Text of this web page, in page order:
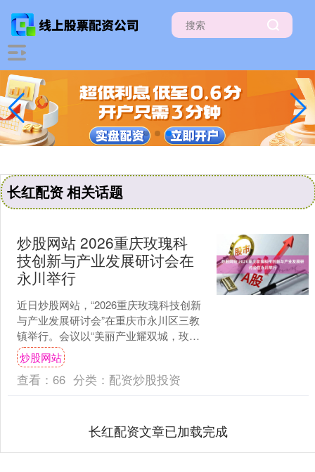
长红配资 相关话题
炒股网站 2026重庆玫瑰科
技创新与产业发展研讨会在
永川举行
近日炒股网站，“2026重庆玫瑰科技创新
与产业发展研讨会”在重庆市永川区三教
镇举行。会议以“美丽产业耀双城，玫瑰
科技绽芳华”为主题，由重庆市农业科学
院、重庆市永....
炒股网站
查看： 66 分类： 配资炒股投资
长红配资文章已加载完成